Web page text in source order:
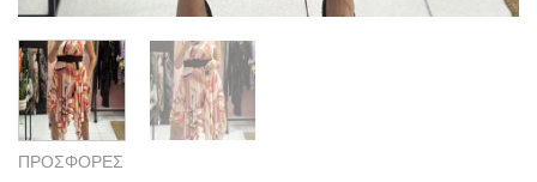
ΠΡΟΣΦΟΡΕΣ